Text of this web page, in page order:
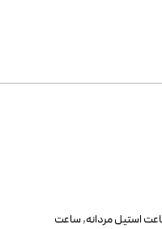
استیل مردانه,ساعت